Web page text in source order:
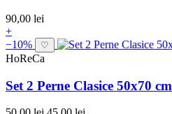
90,00 lei
+
−10%
♡
HoReCa
Set 2 Perne Clasice 50x70 cm